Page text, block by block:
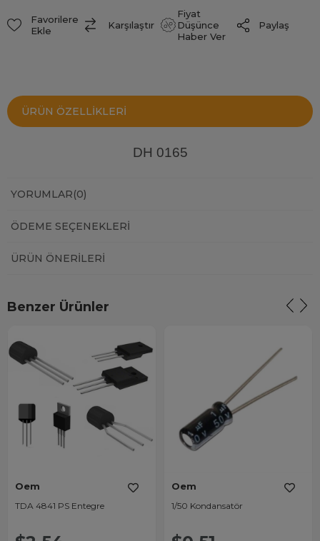
Favorilere
Ekle
Karşılaştır
Fiyat
Düşünce
Haber Ver
Paylaş
ÜRÜN ÖZELLIKLERI
DH 0165
YORUMLAR(0)
ÖDEME SEÇENEKLERI
ÜRÜN ÖNERILERI
Benzer Ürünler
Oem
TDA 4841 PS Entegre
Oem
1/50 Kondansatör